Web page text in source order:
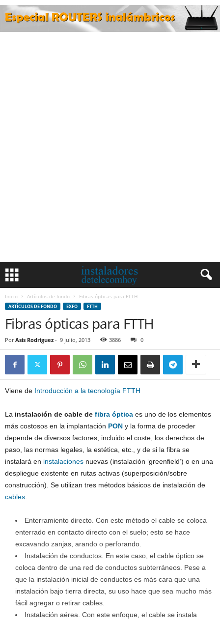
Inicio Artículos de fondo Fibras ópticas para FTTH
ARTÍCULOS DE FONDO EXFO FTTH
Fibras ópticas para FTTH
Por Asis Rodriguez - 9 julio, 2013 3886 0
Viene de Introducción a la tecnología FTTH
La instalación de cable de fibra óptica es uno de los elementos
más costosos en la implantación PON y la forma de proceder
depende de diversos factores, incluido el coste, los derechos de
paso, las normas legales, la estética, etc., y de si la fibra se
instalará en instalaciones nuevas (instalación ‘greenfield’) o en una
despliegue existente en rutas activas (superposición/sobre
construcción). Se utilizan tres métodos básicos de instalación de
cables:
Enterramiento directo. Con este método el cable se coloca
enterrado en contacto directo con el suelo; esto se hace
excavando zanjas, arando o perforando.
Instalación de conductos. En este caso, el cable óptico se
coloca dentro de una red de conductos subterráneos. Pese a
que la instalación inicial de conductos es más cara que una
instalación bajo tierra directa, su uso hace que sea mucho más
fácil agregar o retirar cables.
Instalación aérea. Con este enfoque, el cable se instala